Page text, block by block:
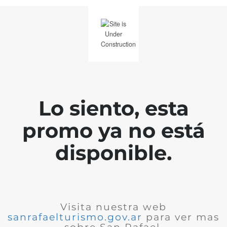
Lo siento, esta
promo ya no está
disponible.
Visita nuestra web
sanrafaelturismo.gov.ar para ver mas